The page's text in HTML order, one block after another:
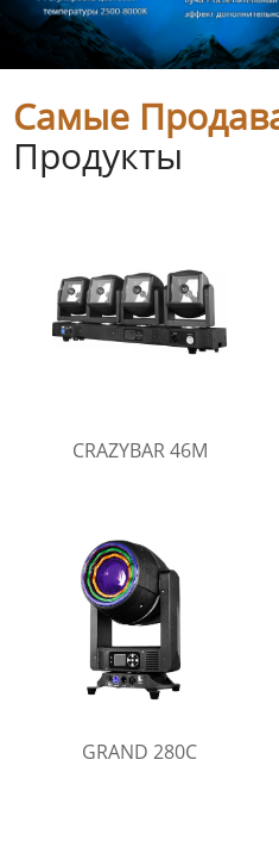
Самые
Продукты
CRAZYBAR 46M
GRAND 280C